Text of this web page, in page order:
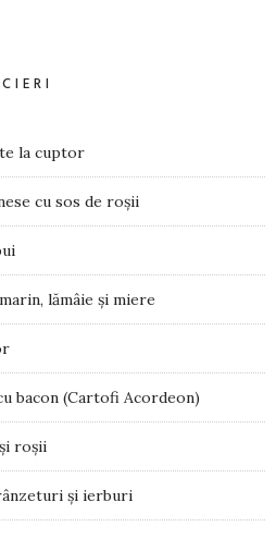
la cuptor
cu sos de roșii
lămâie și miere
bacon (Cartofi Acordeon)
roșii
și ierburi